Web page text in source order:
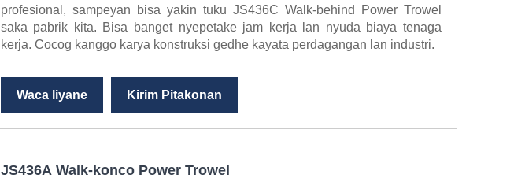
profesional, sampeyan bisa yakin tuku JS436C Walk-behind Power Trowel
saka pabrik kita. Bisa banget nyepetake jam kerja lan nyuda biaya tenaga
kerja. Cocog kanggo karya konstruksi gedhe kayata perdagangan lan industri.
Waca liyane Kirim Pitakonan
JS436A Walk-konco Power Trowel